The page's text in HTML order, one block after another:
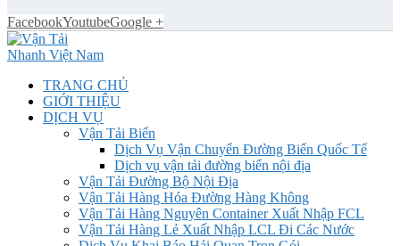
FacebookYoutubeGoogle +
TRANG CHỦ
GIỚI THIỆU
DỊCH VỤ
Vận Tải Biển
Dịch Vụ Vận Chuyển Đường Biển Quốc Tế
Dịch vụ vận tải đường biển nội địa
Vận Tải Đường Bộ Nội Địa
Vận Tải Hàng Hóa Đường Hàng Không
Vận Tải Hàng Nguyên Container Xuất Nhập FCL
Vận Tải Hàng Lẻ Xuất Nhập LCL Đi Các Nước